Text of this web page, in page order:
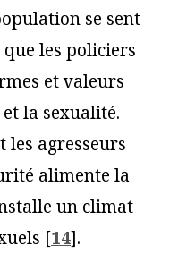
se sent
les policiers
et valeurs
la sexualité.
les agresseurs
alimente la
un climat
[14].